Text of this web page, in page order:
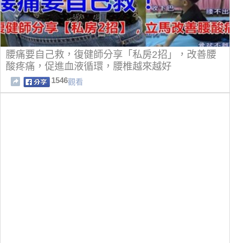
腰痛要自己救，復健師分享「私房2招」，改善腰
酸疼痛，促進血液循環，腰椎越來越好
1546觀看